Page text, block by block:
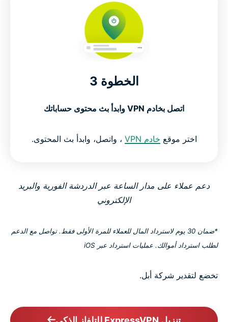
الخطوة 3
اتصل بخادم VPN وابدأ بث محتوى حساباتك
اختر موقع خادم VPN ، واتصل، وابدأ بث المحتوى.
دعم عملاء على مدار الساعة عبر الدردشة الفورية والبريد
الإلكتروني
*ضمان 30 يوم لاسترداد المال للعملاء للمرة الأولى فقط. تواصل مع الدعم
لطلب استرداد أموالك. عمليات استرداد عبر iOS
تخضع لتقدير شركة أبل.